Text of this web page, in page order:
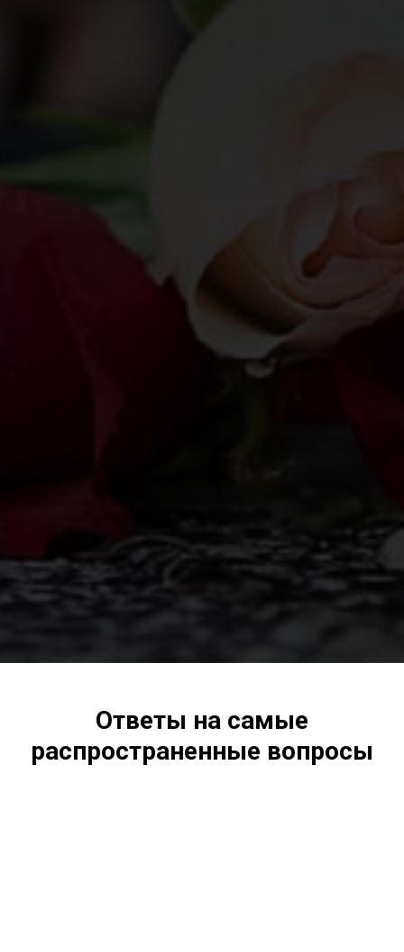
Ответы на самые
распространенные вопросы